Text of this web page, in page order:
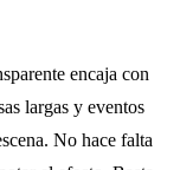
encaja con
largas y eventos
No hace falta